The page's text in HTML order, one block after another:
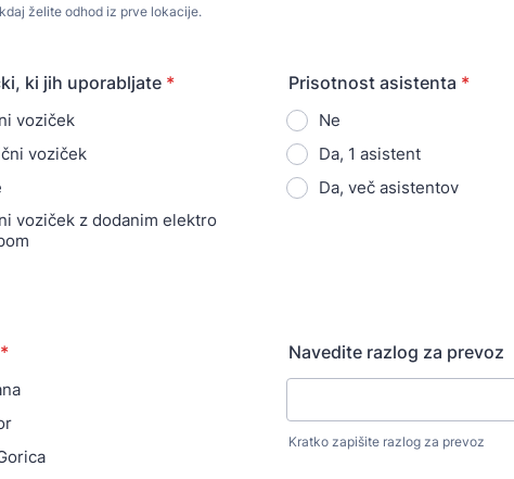
želite odhod iz prve lokacije.
ki jih uporabljate *
voziček
voziček
voziček z dodanim elektro
Prisotnost asistenta *
Ne
Da, 1 asistent
Da, več asistentov
* Navedite razlog za prevoz
Kratko zapišite razlog za prevoz